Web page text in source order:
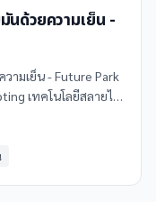
ด้วยความเย็น -
ามเย็น - Future Park
เทคโนโลยีสลายไข